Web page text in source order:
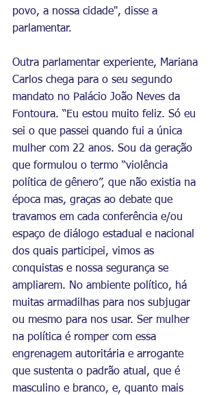
povo, a nossa cidade", disse a
parlamentar.
Outra parlamentar experiente, Mariana
Carlos chega para o seu segundo
mandato no Palácio João Neves da
Fontoura. “Eu estou muito feliz. Só eu
sei o que passei quando fui a única
mulher com 22 anos. Sou da geração
que formulou o termo “violência
política de gênero”, que não existia na
época mas, graças ao debate que
travamos em cada conferência e/ou
espaço de diálogo estadual e nacional
dos quais participei, vimos as
conquistas e nossa segurança se
ampliarem. No ambiente político, há
muitas armadilhas para nos subjugar
ou mesmo para nos usar. Ser mulher
na política é romper com essa
engrenagem autoritária e arrogante
que sustenta o padrão atual, que é
masculino e branco, e, quanto mais